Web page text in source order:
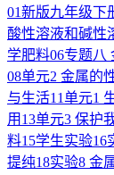
01新版九年级下
酸性溶液和碱性
学肥料06专题八
08单元2 金属的
与生活11单元1
用 13单元3 保护
料15学生实验16
提纯18实验8 金